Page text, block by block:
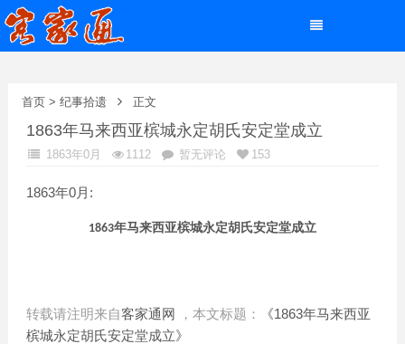
首页> 纪事拾遗 正文
1863年马来西亚槟城永定胡氏安定堂成立
1863年0月 1112 暂无评论 153
1863年0月:
1863年马来西亚槟城永定胡氏安定堂成立
转载请注明来自客家通网 ，本文标题：
《1863年马来西亚
槟城永定胡氏安定堂成立》